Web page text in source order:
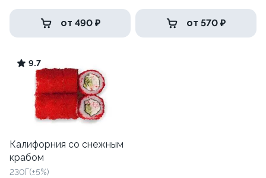
от 490 ₽ от 570 ₽
9.7
Калифорния со снежным
крабом
230Г(±5%)